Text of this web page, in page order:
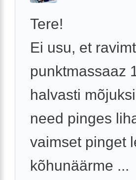
Tere!
Ei usu, et
punktmassaaz
halvasti
need pinges
vaimset pinget
kõhunäärme ...